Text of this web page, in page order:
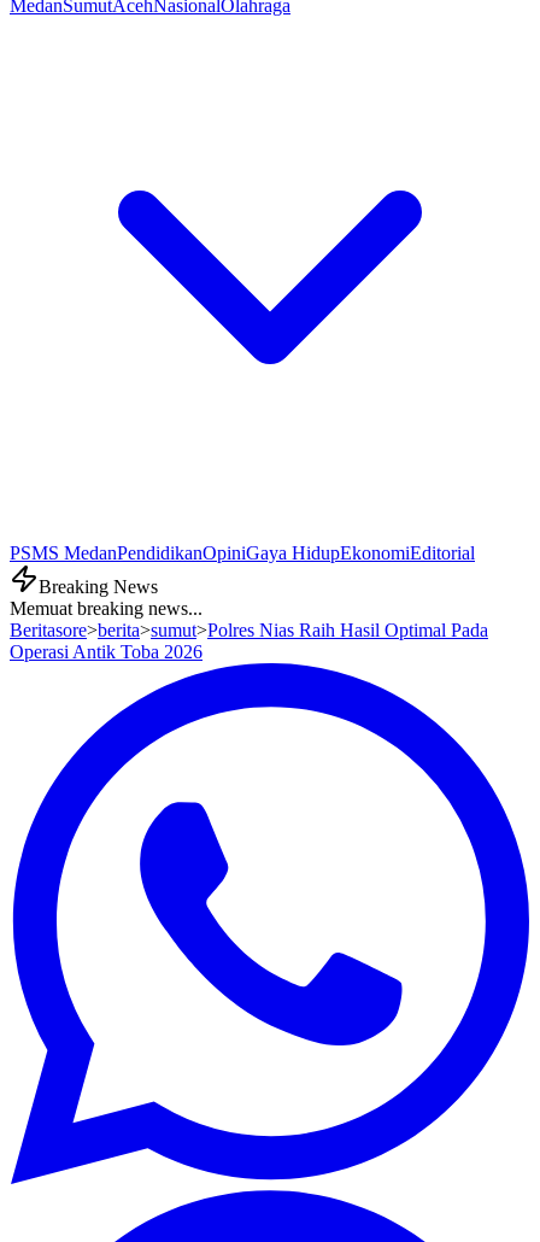
MedanSumutAcehNasionalOlahraga
PSMS MedanPendidikanOpiniGaya HidupEkonomiEditorial
Breaking News
Memuat breaking news...
Beritasore>berita>sumut>Polres Nias Raih Hasil Optimal Pada
Operasi Antik Toba 2026